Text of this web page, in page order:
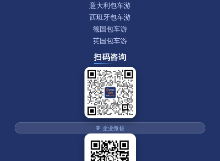
意大利包车游
西班牙包车游
德国包车游
英国包车游
扫码咨询
💬 企业微信